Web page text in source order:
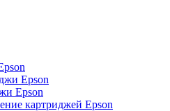
Epson
Epson
картриджей Epson